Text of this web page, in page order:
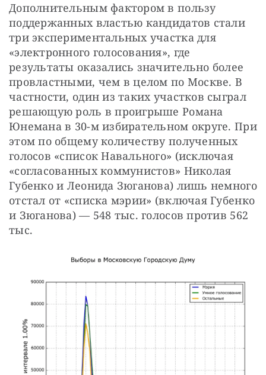
Дополнительным фактором в пользу
поддержанных властью кандидатов стали
три экспериментальных участка для
«электронного голосования», где
результаты оказались значительно более
провластными, чем в целом по Москве. В
частности, один из таких участков сыграл
решающую роль в проигрыше Романа
Юнемана в 30-м избирательном округе. При
этом по общему количеству полученных
голосов «список Навального» (исключая
«согласованных коммунистов» Николая
Губенко и Леонида Зюганова) лишь немного
отстал от «списка мэрии» (включая Губенко
и Зюганова) — 548 тыс. голосов против 562
тыс.